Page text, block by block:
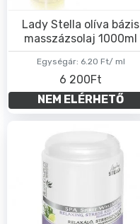
Egységár: 6.20 Ft/ ml
Lady Stella olíva bázis
masszázsolaj 1000ml
6 200Ft
NEM ELÉRHETŐ